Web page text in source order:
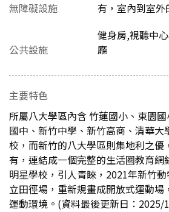
無障礙設施
有，室內到室外
公共設施
健身房,視聽中
廳
主要特色
所屬八大學區內含 竹蓮國小、東園
國中、新竹中學、新竹高商、清華大
校，而新竹的八大學區則集地利之優
有，連結成一個完整的生活圈教育網
明星學校，引人青睞，2021年新竹
立田徑場，重新規畫成開放式運動場
運動環境。(資料最後更新日：2025/